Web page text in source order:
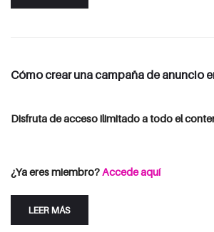
Cómo crear una campaña de anuncio
Disfruta de acceso ilimitado a todo el
¿Ya eres miembro?Accede aquí
LEER MÁS